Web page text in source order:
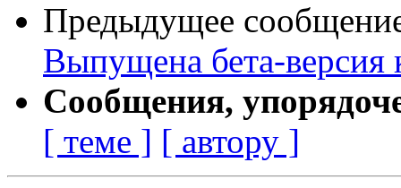
Предыдущее
Выпущена бета-версия
Сообщения,
[ теме ] [ автору ]